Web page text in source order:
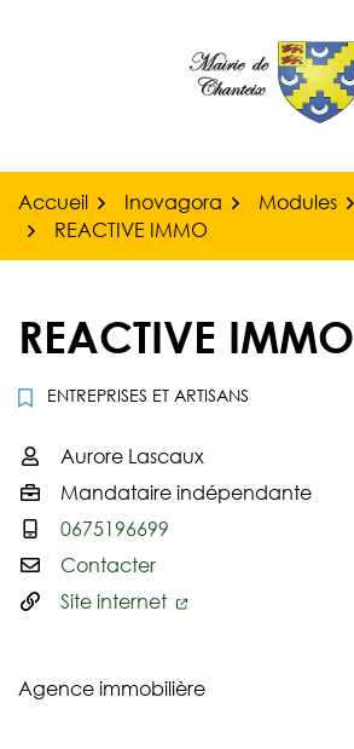
Accueil Inovagora Modules
REACTIVE IMMO
REACTIVE IMMO
ENTREPRISES ET ARTISANS
Infos utiles
Aurore Lascaux
Mandataire indépendante
0675196699
Contacter
Site internet
Agence immobilière